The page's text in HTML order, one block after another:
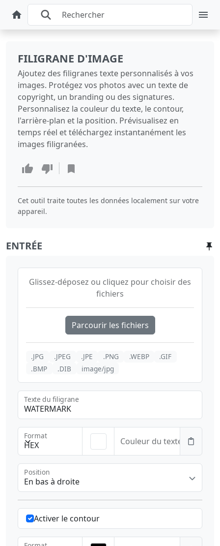
FILIGRANE D'IMAGE
Ajoutez des filigranes texte personnalisés à vos
images. Protégez vos photos avec un texte de
copyright, un branding ou des signatures.
Personnalisez la couleur du texte, le contour,
l'arrière‑plan et la position. Prévisualisez en
temps réel et téléchargez instantanément les
images filigranées.
Cet outil traite toutes les données localement sur votre
appareil.
ENTRÉE
Glissez-déposez ou cliquez pour choisir des
fichiers
Parcourir les fichiers
.JPG .JPEG .JPE .PNG .WEBP
.GIF
.BMP
.DIB image/jpg
Texte du filigrane
HEX
Format
Couleur du texte
En bas à droite
Position
Activer le contour